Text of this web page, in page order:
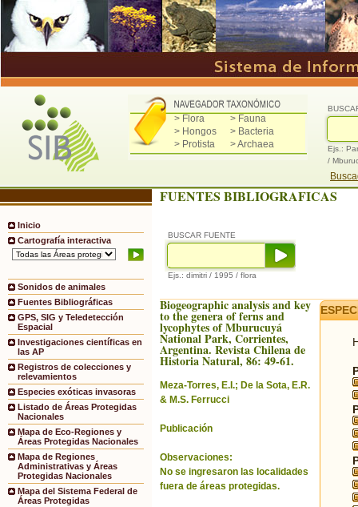
> Flora
> Fauna
> Hongos
> Bacteria
> Protista
> Archaea
Ejs.:
/
Inicio
Cartografía interactiva
Sonidos de animales
Fuentes Bibliográficas
GPS, SIG y Teledetección
Espacial
Investigaciones científicas en
las AP
Registros de colecciones y
relevamientos
Especies exóticas invasoras
Listado de Áreas Protegidas
Nacionales
Mapa de Eco-Regiones y
Áreas Protegidas Nacionales
Mapa de Regiones
Administrativas y Áreas
Protegidas Nacionales
Mapa del Sistema Federal de
Áreas Protegidas
FUENTES BIBLIOGRAFICAS
BUSCAR FUENTE
Ejs.: dimitri / 1995 / flora
Biogeographic analysis and key
to the genera of ferns and
lycophytes of Mburucuyá
National Park, Corrientes,
Argentina. Revista Chilena de
Historia Natural, 86: 49-61.
Meza-Torres, E.I.; De la Sota, E.R.
& M.S. Ferrucci
Publicación
Observaciones:
No se ingresaron las localidades
fuera de áreas protegidas.